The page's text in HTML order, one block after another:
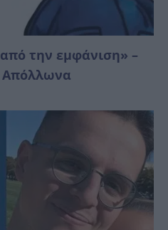
την εμφάνιση» –
Απόλλωνα